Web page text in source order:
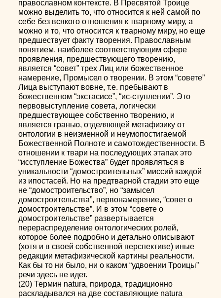
православном контексте. В Пресвятой Троице
можно выделить то, что относится к ней самой по
себе без всякого отношения к тварному миру, а
можно и то, что относится к тварному миру, но еще
предшествует факту творения. Православным
понятием, наиболее соответствующим сфере
проявления, предшествующего творению,
является “совет” трех Лиц или божественное
намерение, Промысел о творении. В этом “совете”
Лица выступают вовне, т.е. пребывают в
божественном “экстасисе”, “ис-ступлении”. Это
первовыступление совета, логически
предшествующее собственно творению, и
является гранью, отделяющей метафизику от
онтологии в неизменной и неумопостигаемой
Божественной Полноте и самотождественности. В
отношении к твари на последующих этапах это
“исступление Божества” будет проявляться в
уникальности “домостроительных” миссий каждой
из ипостасей. Но на предтварной стадии это еще
не “домостроительство”, но “замысел
домостроительства”, первонамерение, “совет о
домостроительстве”. И в этом “совете о
домостроительстве” развертывается
перераспределение онтологических ролей,
которое более подробно и детально описывают
(хотя и в своей собственной перспективе) иные
редакции метафизической картины реальности.
Как бы то ни было, ни о каком “удвоении Троицы”
речи здесь не идет.
(20) Термин natura, природа, традиционно
раскладывался на две составляющие natura